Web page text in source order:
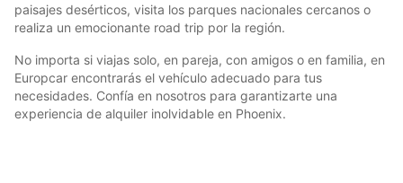
paisajes desérticos, visita los parques nacionales cercanos o
realiza un emocionante road trip por la región.
No importa si viajas solo, en pareja, con amigos o en familia, en
Europcar encontrarás el vehículo adecuado para tus
necesidades. Confía en nosotros para garantizarte una
experiencia de alquiler inolvidable en Phoenix.